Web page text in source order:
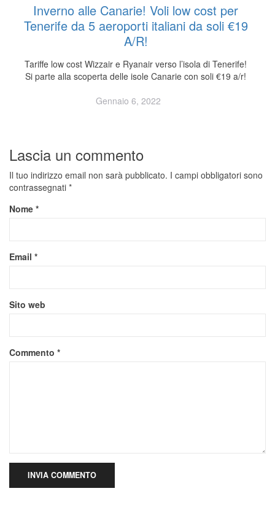
Inverno alle Canarie! Voli low cost per
Tenerife da 5 aeroporti italiani da soli €19
A/R!
Tariffe low cost Wizzair e Ryanair verso l’isola di Tenerife!
Si parte alla scoperta delle isole Canarie con soli €19 a/r!
Gennaio 6, 2022
Lascia un commento
Il tuo indirizzo email non sarà pubblicato. I campi obbligatori sono
contrassegnati *
Nome *
Email *
Sito web
Commento *